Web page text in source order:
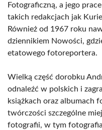
Fotograficzną, a jego
takich redakcjach jak
Również od 1967 roku
dziennikiem Nowości,
etatowego fotoreportera.
Wielką część dorobku
odnaleźć w polskich i
książkach oraz albumach
twórczości szczególne
fotografii, w tym